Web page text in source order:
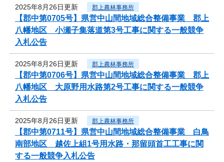
2025年8月26日更新 郡上農林事務所
【郡中第0705号】県営中山間地域総合整備事業 郡上
八幡地区 小瀬子集落道第3号工事に関する一般競争
入札公告
2025年8月26日更新 郡上農林事務所
【郡中第0706号】県営中山間地域総合整備事業 郡上
八幡地区 大原野用水路第2号工事に関する一般競争
入札公告
2025年8月26日更新 郡上農林事務所
【郡中第0711号】県営中山間地域総合整備事業 白鳥
南部地区 越佐上組1号用水路・那留頭首工工事に関
する一般競争入札公告